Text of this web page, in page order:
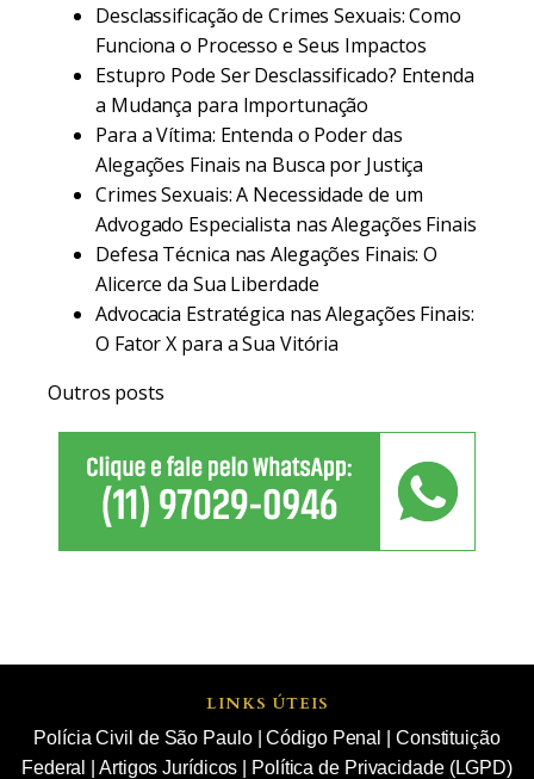
Desclassificação de Crimes Sexuais: Como
Funciona o Processo e Seus Impactos
Estupro Pode Ser Desclassificado? Entenda
a Mudança para Importunação
Para a Vítima: Entenda o Poder das
Alegações Finais na Busca por Justiça
Crimes Sexuais: A Necessidade de um
Advogado Especialista nas Alegações Finais
Defesa Técnica nas Alegações Finais: O
Alicerce da Sua Liberdade
Advocacia Estratégica nas Alegações Finais:
O Fator X para a Sua Vitória
Outros posts
LINKS ÚTEIS
Polícia Civil de São Paulo|Código Penal
Constituição
Federal
Artigos Jurídicos
Política de Privacidade (LGPD)